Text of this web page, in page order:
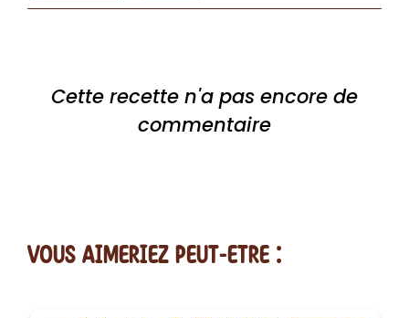
Cette recette n'a pas encore de
commentaire
vous AIMERiEZ PEUT-ETRE :